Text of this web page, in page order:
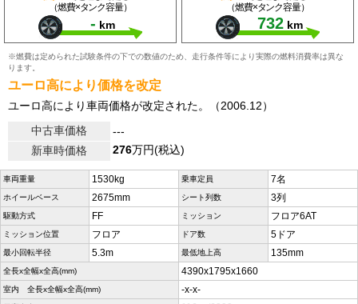
（燃費×タンク容量）
- km
（燃費×タンク容量）
732 km
※燃費は定められた試験条件の下での数値のため、走行条件等により実際の燃料消費率は異な
ります。
ユーロ高により価格を改定
ユーロ高により車両価格が改定された。（2006.12）
中古車価格
---
新車時価格
276万円(税込)
車両重量 1530kg 乗車定員 7名
ホイールベース 2675mm シート列数 3列
駆動方式 FF ミッション フロア6AT
ミッション位置 フロア ドア数 5ドア
最小回転半径 5.3m 最低地上高 135mm
全長x全幅x全高(mm) 4390x1795x1660
室内 全長x全幅x全高(mm) -x-x-